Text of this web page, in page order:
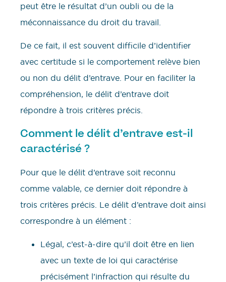
peut être le résultat d’un oubli ou de la
méconnaissance du droit du travail.
De ce fait, il est souvent difficile d’identifier
avec certitude si le comportement relève bien
ou non du délit d’entrave. Pour en faciliter la
compréhension, le délit d’entrave doit
répondre à trois critères précis.
Comment le délit d’entrave est-il
caractérisé ?
Pour que le délit d’entrave soit reconnu
comme valable, ce dernier doit répondre à
trois critères précis. Le délit d’entrave doit ainsi
correspondre à un élément :
Légal, c’est-à-dire qu’il doit être en lien
avec un texte de loi qui caractérise
précisément l’infraction qui résulte du